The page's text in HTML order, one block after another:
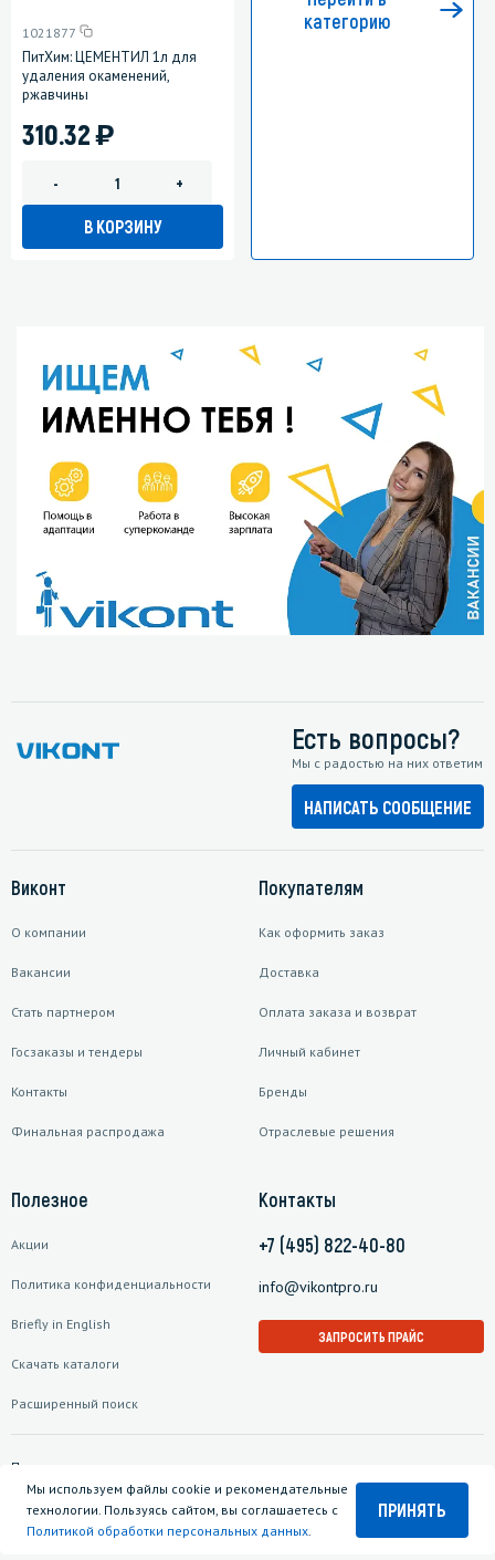
1021877
ПитХим: ЦЕМЕНТИЛ 1л для
удаления окаменений,
ржавчины
310.32)
- +
В КОРЗИНУ
категорию
Есть вопросы?
Мы с радостью на них ответим
НАПИСАТЬ СООБЩЕНИЕ
Виконт
О компании
Вакансии
Стать партнером
Госзаказы и тендеры
Контакты
Финальная распродажа
Покупателям
Как оформить заказ
Доставка
Оплата заказа и возврат
Личный кабинет
Бренды
Отраслевые решения
Полезное
Акции
Политика конфиденциальности
Briefly in English
Скачать каталоги
Расширенный поиск
Контакты
+7 (495) 822-40-80
info@vikontpro.ru
ЗАПРОСИТЬ ПРАЙС
Подписаться на рассылку
Мы используем файлы cookie и рекомендательные
технологии. Пользуясь сайтом, вы соглашаетесь с
Политикой обработки персональных данных.
ПРИНЯТЬ